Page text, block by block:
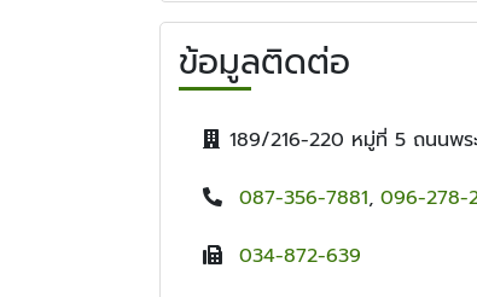
ข้อมูลติดต่อ
189/216-220 หมู่ที่ 5 ถนนพร
087-356-7881, 096-278-
034-872-639